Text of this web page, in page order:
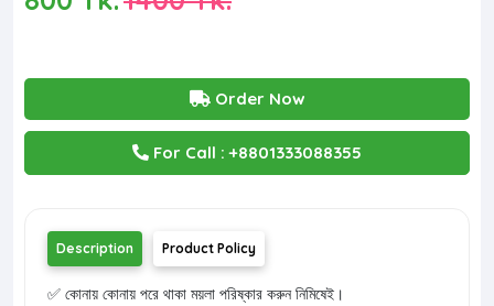
Order Now
For Call : +8801333088355
Description Product Policy
✅ কোনায় কোনায় পরে থাকা ময়লা পরিষ্কার করুন নিমিষেই।